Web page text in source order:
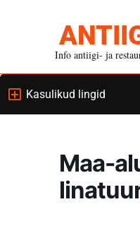
Info antiigi- ja
Kasulikud lingid
Maa-